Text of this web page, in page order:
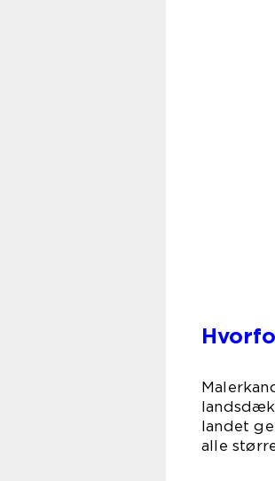
landet
alle